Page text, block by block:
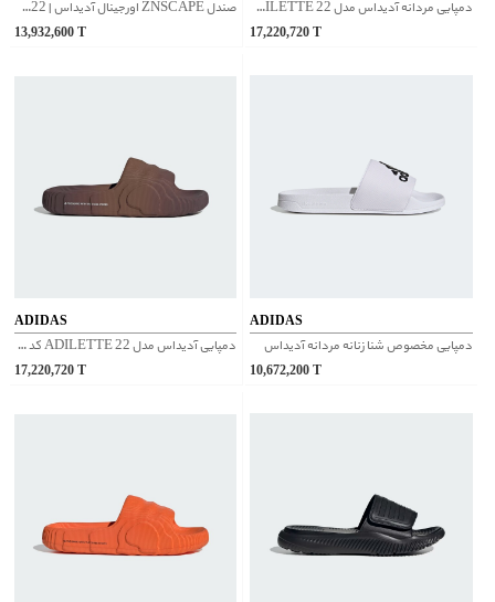
صندل ZNSCAPE اورجینال آدیداس | JR3122
13,932,600
دمپایی مردانه آدیداس مدل ADILETTE 22 کد HP6522
17,220,720
ADIDAS
دمپایی آدیداس مدل ADILETTE 22 کد IG7493
17,220,720
ADIDAS
دمپایی مخصوص شنا زنانه مردانه آدیداس
10,672,200